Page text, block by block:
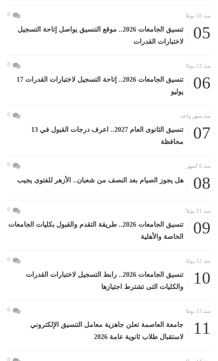
منذ 18 يومًا 0
05
تنسيق الجامعات 2026.. موقع التنسيق يواصل إتاحة التسجيل
لاختبارات القدرات
منذ 23 يومًا 0
06
تنسيق الجامعات 2026.. إتاحة التسجيل لاختبارات القدرات 17
يوليو
منذ شهر واحد 0
07
تنسيق الثانوى العام 2027.. اعرف درجات القبول في 13
محافظة
منذ 6 أشهر 0
08 هل يجوز الصيام بعد النصف من شعبان.. الأزهر للفتوى يجيب
منذ 11 يومًا 0
09
تنسيق الجامعات 2026.. طريقة التقدم والقبول بكليات الجامعات
الخاصة والأهلية
منذ 12 يومًا 0
10
تنسيق الجامعات 2026.. رابط التسجيل لاختبارات القدرات
والكليات التى تشترط اجتيازها
منذ 13 يومًا 0
11
جامعة العاصمة تعلن جاهزية معامل التنسيق الإلكتروني
لاستقبال طلاب ثانوية عامة 2026
0